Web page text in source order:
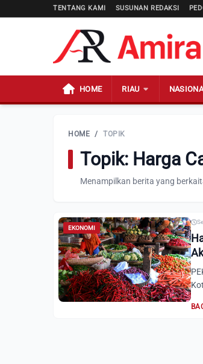
TENTANG KAMI SUSUNAN REDAKSI
HOME RIAU
HOME / TOPIK
Topik: Harga
Menampilkan berita yang
EKONOMI